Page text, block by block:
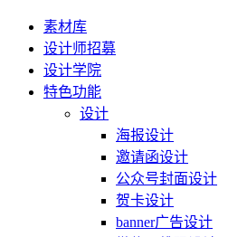
素材库
设计师招募
设计学院
特色功能
设计
海报设计
邀请函设计
公众号封面设计
贺卡设计
banner广告设计